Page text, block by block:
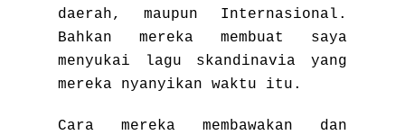
daerah, maupun Internasional.
Bahkan mereka membuat saya
menyukai lagu skandinavia yang
mereka nyanyikan waktu itu.
Cara mereka membawakan dan